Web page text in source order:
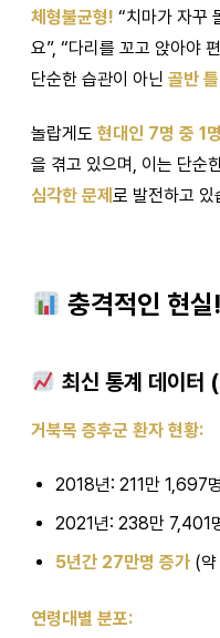
체형불균형! “치마가 자꾸
요”, “다리를 꼬고 앉아야
단순한 습관이 아닌 골반
놀랍게도 현대인 7명 중 1
을 겪고 있으며, 이는 단순
심각한 문제 로 발전하고 있
충격적인 현
최신 통계 데이
거북목 증후군 환자 현황:
2018년: 211만 1,697명
2021년: 238만 7,401
5년간 27만명 증가 (
연령대별 분포: